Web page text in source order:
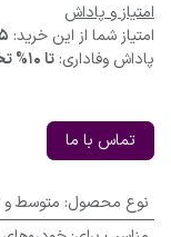
امتیاز و پاداش
امتیاز شما از این خرید: 5 امتیاز
پاداش وفاداری: تا 10% تخفیف
تماس با ما
نوع محصول: متوسط و